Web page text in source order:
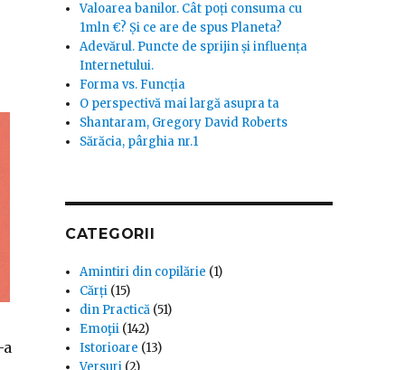
Valoarea banilor. Cât poți consuma cu
1mln €? Și ce are de spus Planeta?
Adevărul. Puncte de sprijin și influența
Internetului.
Forma vs. Funcția
O perspectivă mai largă asupra ta
Shantaram, Gregory David Roberts
Sărăcia, pârghia nr.1
CATEGORII
Amintiri din copilărie (1)
Cărți (15)
din Practică (51)
Emoţii (142)
Istorioare (13)
Versuri (2)